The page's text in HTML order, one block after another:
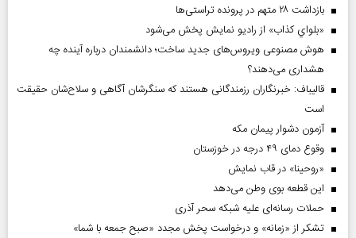
بازداشت ۲۸ متهم در پرونده تراستی‌ها
«بلواي کذاب» از رادیو نمایش پخش می‌شود
هوش مصنوعی ویروس‌های جدید ساخت؛ دانشمندان درباره آینده چه
هشداری می‌دهند؟
قالیباف: خبرنگاران رزمندگانی هستند که سنگرشان آگاهی و سلاح‌شان حقیقت
است
آزمون دشوار پیمان مکه
وقوع دمای ۴۹ درجه در خوزستان
«روحینا» در قاب نمایش
این قطعه بوی وطن می‌دهد
حملات رسانه‌ای علیه شبکه سحر آذری
تشکر از «زمانه» و درخواست پخش مجدد «صبح جمعه با شما»